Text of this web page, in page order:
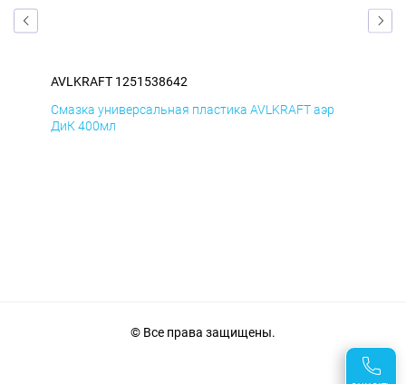
AVLKRAFT 1251538642
Смазка универсальная пластика AVLKRAFT аэр
ДиК 400мл
© Все права защищены.